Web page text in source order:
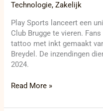
Technologie,Zakelijk
Play Sports lanceert een
Club Brugge te vieren.
tattoo met inkt gemaakt
Breydel. De inzendingen
2024.
Read More »